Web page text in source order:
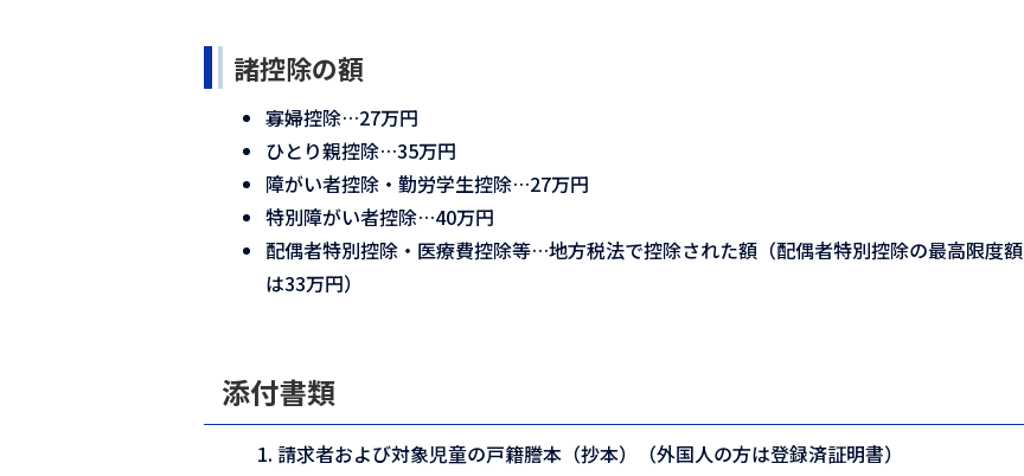
諸控除の額
寡婦控除…27万円
ひとり親控除…35万円
障がい者控除・勤労学生控除…27万円
特別障がい者控除…40万円
配偶者特別控除・医療費控除等…地方税法で控除された額（配偶者特別控除の最高限度額
は33万円）
添付書類
請求者および対象児童の戸籍謄本（抄本）（外国人の方は登録済証明書）